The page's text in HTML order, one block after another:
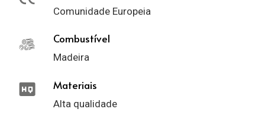
Comunidade Europeia
Combustível
Madeira
Materiais
Alta qualidade